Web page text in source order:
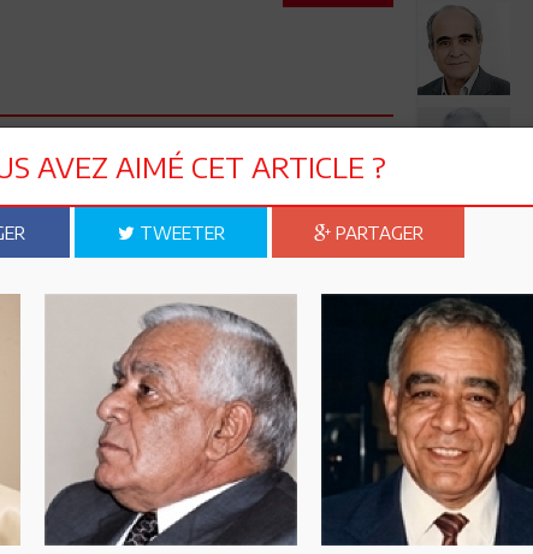
moyen d'une ferme application de la loi que
à jamais ètre partisane. Quiconque voulant
( madrassa). Notre problème se repète de
le cas de ses salafistes qui veulent interferer
sujets autrement c'est l'affaiblissement de
AVEZ AIMÉ CET ARTICLE ?
TWEETER PARTAGER